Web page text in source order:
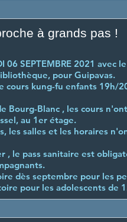
à grands pas !
06 SEPTEMBRE 2021
pour Guipavas.
cours kung-fu enfants 19h/
Blanc , les cours
au 1er étage.
les salles et les horaires
, le pass sanitaire est
dès septembre pour les
pour les adolescents de